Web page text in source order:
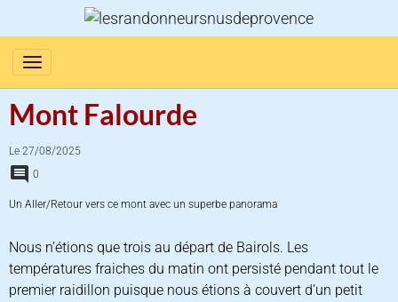
Mont Falourde
Le 27/08/2025
0
Un Aller/Retour vers ce mont avec un superbe panorama
Nous n’étions que trois au départ de Bairols. Les
températures fraiches du matin ont persisté pendant tout le
premier raidillon puisque nous étions à couvert d’un petit